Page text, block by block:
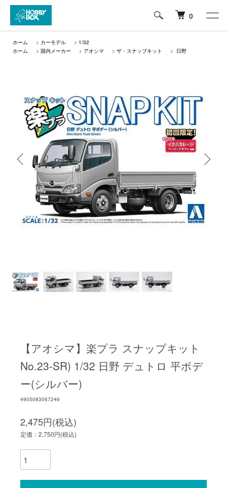
0
ホーム > カーモデル > 1/32
ホーム
> 国内メーカー > アオシマ > ザ・スナップキット > 日野
【アオシマ】楽プラ スナップキット
No.23-SR) 1/32 日野 デュトロ 平ボデ
ー(シルバー)
4905083067246
2,475円(税込)
定価：2,750円(税込)